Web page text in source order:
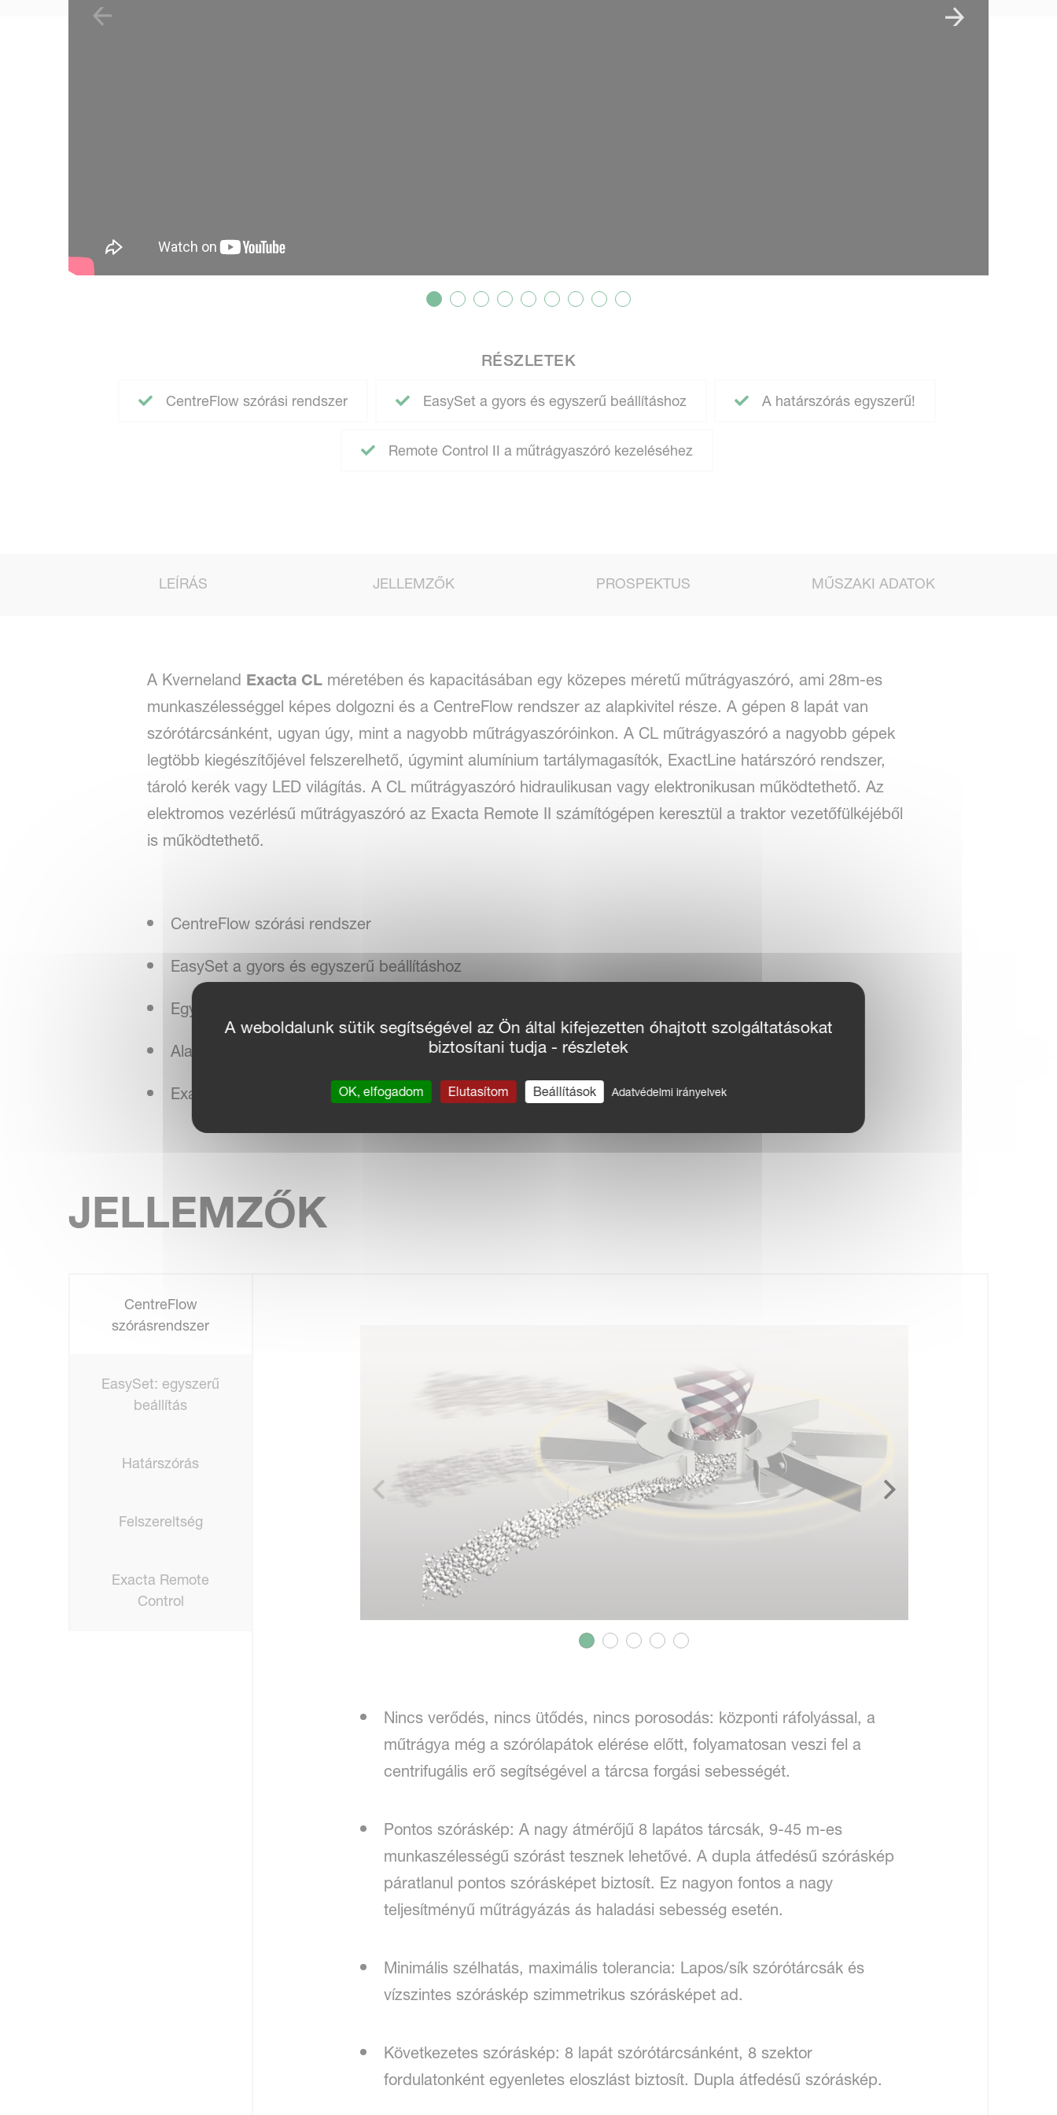
RÉSZLETEK
CentreFlow szórási rendszer EasySet a gyors és egyszerű beállításhoz A határszórás egyszerű!
Remote Control II a műtrágyaszóró kezeléséhez
LEÍRÁS JELLEMZŐK PROSPEKTUS MŰSZAKI ADATOK
A Kverneland Exacta CLméretében és kapacitásában egy közepes méretű műtrágyaszóró, ami 28m-es
munkaszélességgel képes dolgozni és a CentreFlow rendszer az alapkivitel része. A gépen 8 lapát van
szórótárcsánként, ugyan úgy, mint a nagyobb műtrágyaszóróinkon. A CL műtrágyaszóró a nagyobb gépek
legtöbb kiegészítőjével felszerelhető, úgymint alumínium tartálymagasítók, ExactLine határszóró rendszer,
tároló kerék vagy LED világítás. A CL műtrágyaszóró hidraulikusan vagy elektronikusan működtethető. Az
elektromos vezérlésű műtrágyaszóró az Exacta Remote II számítógépen keresztül a traktor vezetőfülkéjéből
is működtethető.
CentreFlow szórási rendszer
EasySet a gyors és egyszerű beállításhoz
Egyszerű határszórás
Alapkivitelű és opcionális kiegészítők az igényeknek megfelelően
Exacta Remote Control II a traktor kabinból való vezérléshez
JELLEMZŐK
CentreFlow
szórásrendszer
EasySet: egyszerű
beállítás
Határszórás
Felszereltség
Exacta Remote
Control
Nincs verődés, nincs ütődés, nincs porosodás: központi ráfolyással, a
műtrágya még a szórólapátok elérése előtt, folyamatosan veszi fel a
centrifugális erő segítségével a tárcsa forgási sebességét.
Pontos szóráskép: A nagy átmérőjű 8 lapátos tárcsák, 9-45 m-es
munkaszélességű szórást tesznek lehetővé. A dupla átfedésű szóráskép
páratlanul pontos szórásképet biztosít. Ez nagyon fontos a nagy
teljesítményű műtrágyázás ás haladási sebesség esetén.
Minimális szélhatás, maximális tolerancia: Lapos/sík szórótárcsák és
vízszintes szóráskép szimmetrikus szórásképet ad.
Következetes szóráskép: 8 lapát szórótárcsánként, 8 szektor
fordulatonként egyenletes eloszlást biztosít. Dupla átfedésű szóráskép.
A weboldalunk sütik segítségével az Ön által kifejezetten óhajtott szolgáltatásokat
biztosítani tudja - részletek
OK, elfogadom Elutasítom Beállítások Adatvédelmi irányelvek